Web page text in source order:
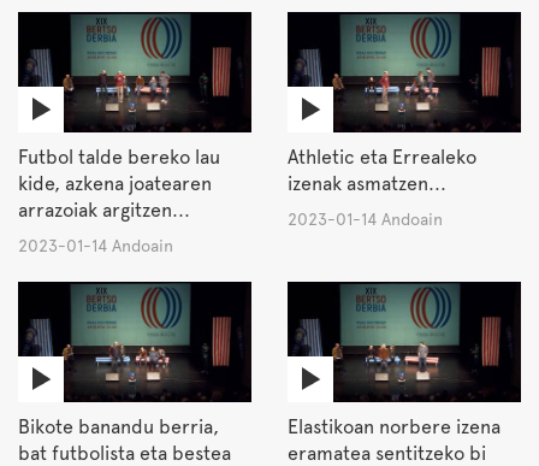
Futbol talde bereko lau
kide, azkena joatearen
arrazoiak argitzen...
2023-01-14 Andoain
Athletic eta Errealeko
izenak asmatzen...
2023-01-14 Andoain
Bikote banandu berria,
bat futbolista eta bestea
Elastikoan norbere izena
eramatea sentitzeko bi